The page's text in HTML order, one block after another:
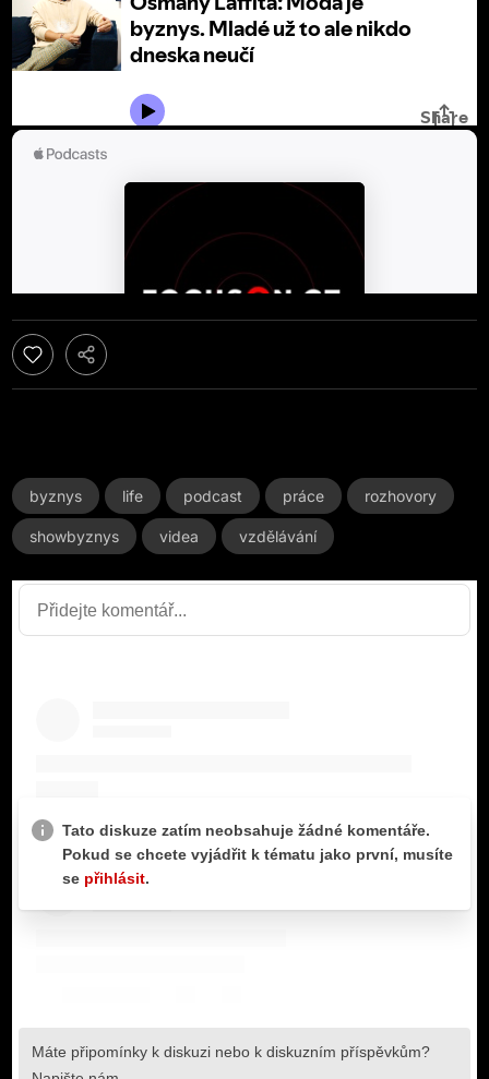
byznys life podcast práce rozhovory
showbyznys videa vzdělávání